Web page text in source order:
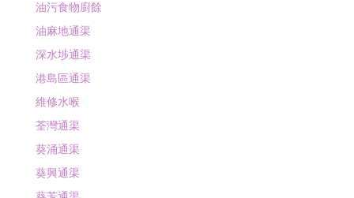
油污食物廚餘
油麻地通渠
深水埗通渠
港島區通渠
維修水喉
荃灣通渠
葵涌通渠
葵興通渠